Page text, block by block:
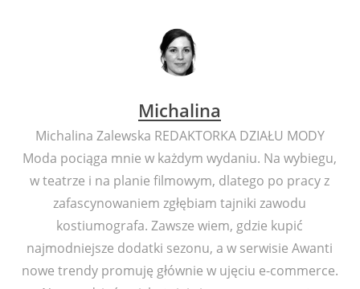
Michalina
Michalina Zalewska REDAKTORKA DZIAŁU MODY
Moda pociąga mnie w każdym wydaniu. Na wybiegu,
w teatrze i na planie filmowym, dlatego po pracy z
zafascynowaniem zgłębiam tajniki zawodu
kostiumografa. Zawsze wiem, gdzie kupić
najmodniejsze dodatki sezonu, a w serwisie Awanti
nowe trendy promuję głównie w ujęciu e-commerce.